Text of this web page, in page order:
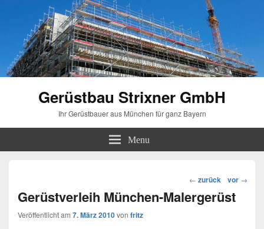
Gerüstbau Strixner GmbH
Ihr Gerüstbauer aus München für ganz Bayern
Menu
Beitragsnavigation
← zurück vor →
Gerüstverleih München-Malergerüst
Veröffentlicht am 7. März 2010von fritz